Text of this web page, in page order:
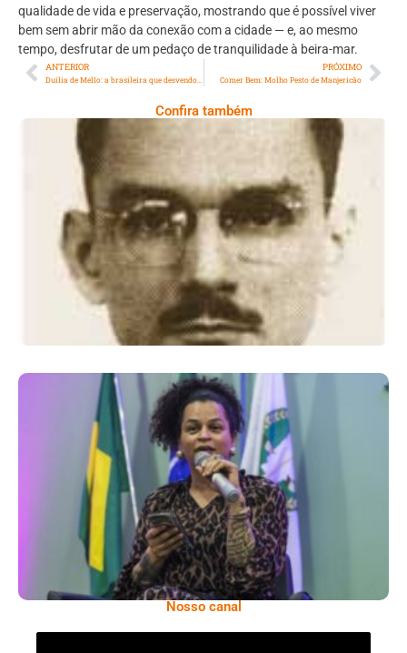
qualidade de vida e preservação, mostrando que é possível viver
bem sem abrir mão da conexão com a cidade — e, ao mesmo
tempo, desfrutar de um pedaço de tranquilidade à beira-mar.
ANTERIOR PRÓXIMO
Comer Bem: Molho Pesto de Manjericão
Confira também
Mário Alves, Um Dos Principais Opositores
Da Ditadura Militar Brasileira
Neon Cunha, Referência Na Defesa Dos
Direitos Da População LGBTQIAPN+
Nosso canal